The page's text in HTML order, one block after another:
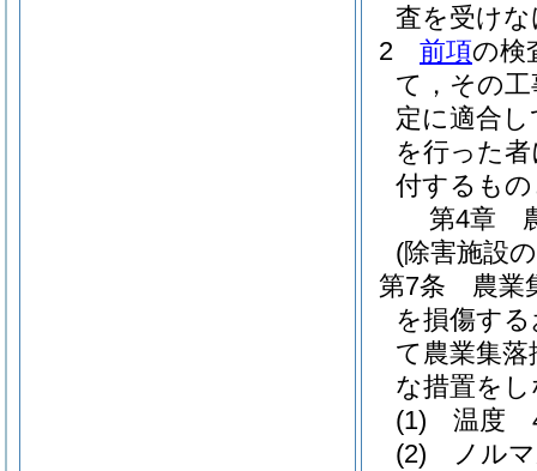
査を受け
2
前項の検
て，その
定に適合
を行った
付するも
第4章
(除害施設
第7条
農業
を損傷す
て農業集
な措置を
(1)
温度
(2)
ノル